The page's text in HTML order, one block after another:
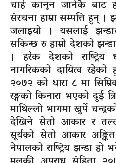
चाहे कानून जानेकै बाट
संरचना हाम्रा सम्पत्ति हुन्
जलाइयो । यसलाई
सकिन्छ रु हाम्रो देशको
। हरेक देशको राष्ट्रिय
नागरिकको दायित्व
२०७२ को धारा ८ मा
रङ्गको किनारा भएको दुई
माथिल्लो भागमा खुर्पे
देखिने सेतो आकार र
सूर्यको सेतो आकार
नेपालको राष्ट्रिय झन्डा हो